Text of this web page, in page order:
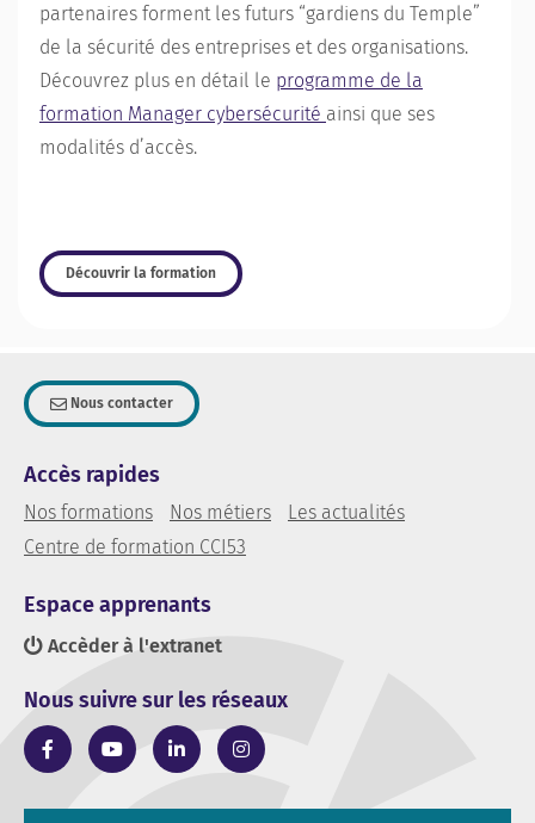
partenaires forment les futurs “gardiens du Temple”
de la sécurité des entreprises et des organisations.
Découvrez plus en détail le programme de la
formation Manager cybersécurité ainsi que ses
modalités d’accès.
Découvrir la formation
Nous contacter
Accès rapides
Nos formations Nos métiers
Les actualités
Centre de formation CCI53
Espace apprenants
Accèder à l'extranet
Nous suivre sur les réseaux